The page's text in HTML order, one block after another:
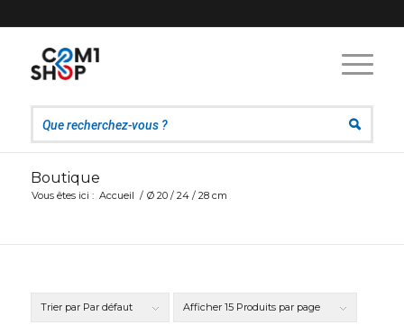
Boutique
Vous êtes ici : Accueil / Ø 20 / 24 / 28 cm
Trier par Par défaut Afficher 15 Produits par page